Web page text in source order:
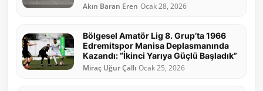
Akın Baran Eren Ocak 28, 2026
Bölgesel Amatör Lig 8. Grup’ta 1966
Edremitspor Manisa Deplasmanında
Kazandı: “İkinci Yarıya Güçlü Başladık”
Miraç Uğur Çallı Ocak 25, 2026